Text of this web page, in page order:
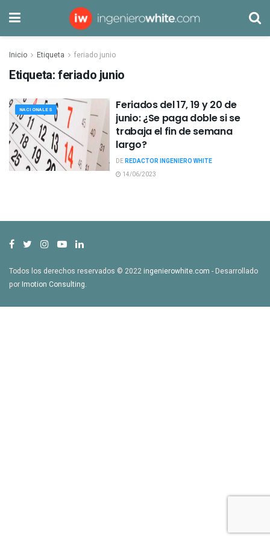
Inicio Etiqueta feriado junio
Etiqueta:feriado junio
NACIONALES
Feriados del 17, 19 y 20 de
junio: ¿Se paga doble si se
trabaja el fin de semana
largo?
DEREDACTOR INGENIERO WHITE
14/06/2023
Todos los derechos reservados © 2022ingenierowhite.com - Desarrollado
porImotion Consulting.